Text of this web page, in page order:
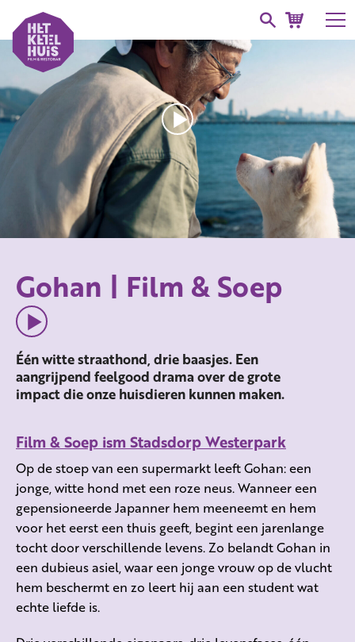
Gohan | Film & Soep
Één witte straathond, drie baasjes. Een
aangrijpend feelgood drama over de grote
impact die onze huisdieren kunnen maken.
Film & Soep ism Stadsdorp Westerpark
Op de stoep van een supermarkt leeft Gohan: een
jonge, witte hond met een roze neus. Wanneer een
gepensioneerde Japanner hem meeneemt en hem
voor het eerst een thuis geeft, begint een jarenlange
tocht door verschillende levens. Zo belandt Gohan in
een dubieus asiel, waar een jonge vrouw op de vlucht
hem beschermt en zo leert hij aan een student wat
echte liefde is.